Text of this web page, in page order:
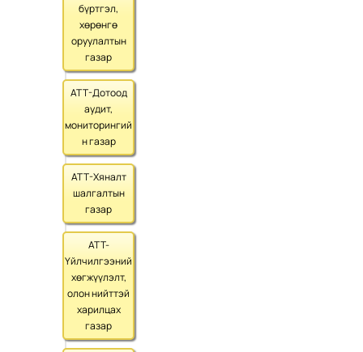
бүртгэл,
хөрөнгө
оруулалтын
газар
АТТ-Дотоод
аудит,
мониторингий
н газар
АТТ-Хяналт
шалгалтын
газар
АТТ-
Үйлчилгээний
хөгжүүлэлт,
олон нийттэй
харилцах
газар